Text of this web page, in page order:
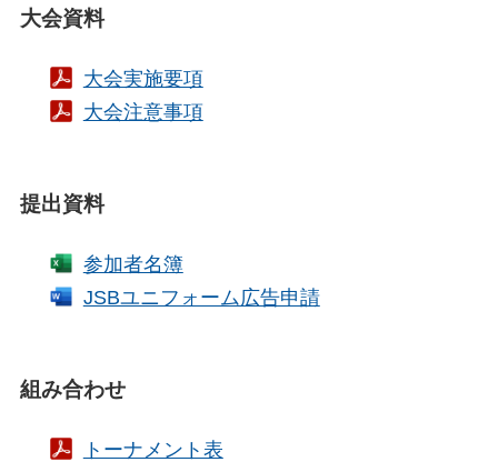
大会資料
大会実施要項
大会注意事項
提出資料
参加者名簿
JSBユニフォーム広告申請
組み合わせ
トーナメント表